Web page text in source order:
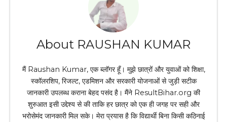
About RAUSHAN KUMAR
मैं Raushan Kumar, एक ब्लॉगर हूँ। मुझे छात्रों और युवाओं को शिक्षा,
स्कॉलरशिप, रिजल्ट, एडमिशन और सरकारी योजनाओं से जुड़ी सटीक
जानकारी उपलब्ध कराना बेहद पसंद है। मैंने ResultBihar.org की
शुरुआत इसी उद्देश्य से की ताकि हर छात्र को एक ही जगह पर सही और
भरोसेमंद जानकारी मिल सके। मेरा प्रयास है कि विद्यार्थी बिना किसी कठिनाई